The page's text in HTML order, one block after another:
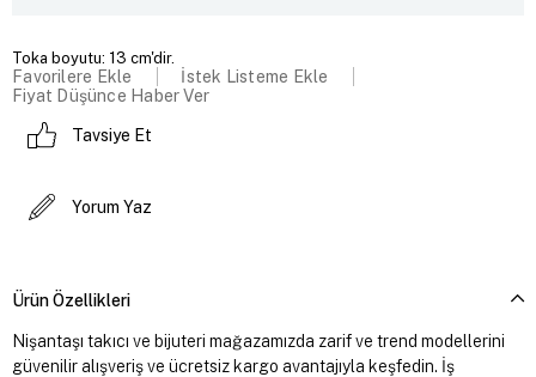
Toka boyutu: 13 cm'dir.
Favorilere Ekle
İstek Listeme Ekle
Fiyat Düşünce Haber Ver
Tavsiye Et
Yorum Yaz
Ürün Özellikleri
Nişantaşı takıcı ve bijuteri mağazamızda zarif ve trend modellerini
güvenilir alışveriş ve ücretsiz kargo avantajıyla keşfedin. İş